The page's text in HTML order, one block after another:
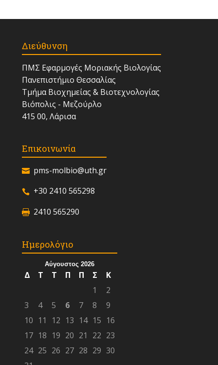
Διεύθυνση
ΠΜΣ Εφαρμογές Μοριακής Βιολογίας
Πανεπιστήμιο Θεσσαλίας
Τμήμα Βιοχημείας & Βιοτεχνολογίας
Βιόπολις - Μεζούρλο
415 00, Λάρισα
Επικοινωνία
pms-molbio@uth.gr
+30 2410 565298
2410 565290
Ημερολόγιο
Αύγουστος 2026
Δ Τ Τ Π Π Σ
Κ
1
2
3
4 5 6 7 8
9
10 11 12 13 14 15 16
17 18 19 20 21 22 23
24 25 26 27 28 29 30